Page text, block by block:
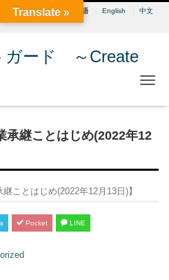
日本語 English
中文
ガード ～Create
承継ことはじめ(2022年12
ことはじめ(2022年12月13日)】
Pocket LINE
Translate »